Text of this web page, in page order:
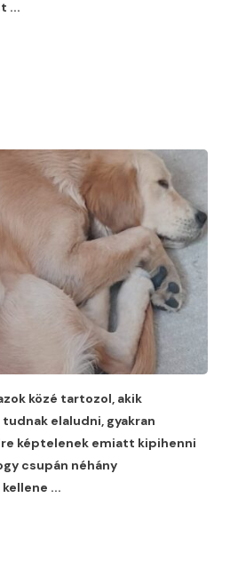
...
közé tartozol, akik
elaludni, gyakran
képtelenek emiatt kipihenni
csupán néhány
...